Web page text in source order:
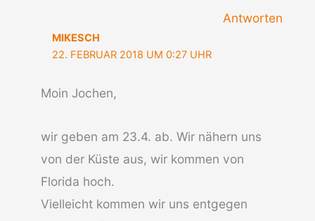
Antworten
MIKESCH
22. FEBRUAR 2018 UM 0:27 UHR
Moin Jochen,
wir geben am 23.4. ab. Wir nähern uns
von der Küste aus, wir kommen von
Florida hoch.
Vielleicht kommen wir uns entgegen